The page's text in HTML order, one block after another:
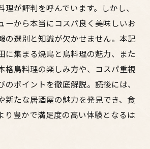
理が評判を呼んでいます。しかし、
ーから本当にコスパ良く美味しいお
の選別と知識が欠かせません。本記
に集まる焼鳥と鳥料理の魅力、また
格鳥料理の楽しみ方や、コスパ重視
のポイントを徹底解説。読後には、
新たな居酒屋の魅力を発見でき、食
り豊かで満足度の高い体験となるは